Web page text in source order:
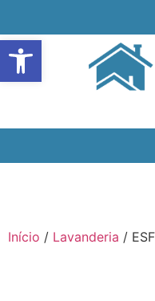
Open toolbar
Início / Lavanderia /